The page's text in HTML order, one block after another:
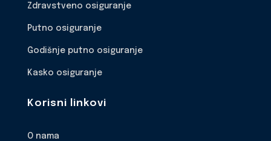
Zdravstveno osiguranje
Putno osiguranje
Godišnje putno osiguranje
Kasko osiguranje
Korisni linkovi
O nama